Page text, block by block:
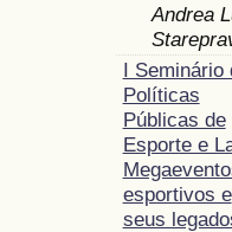
Andrea
I Seminário
Políticas
Públicas de
Esporte e
esportivos e
seus